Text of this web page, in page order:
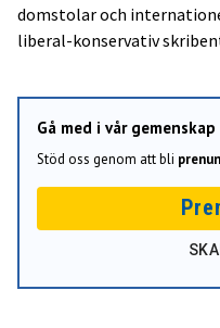
domstolar och
liberal-konservativ
Gå med i vår gemenskap
Stöd oss genom att bli